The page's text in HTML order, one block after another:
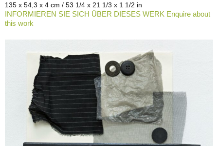
135 x 54,3 x 4 cm / 53 1/4 x 21 1/3 x 1 1/2 in
INFORMIEREN SIE SICH ÜBER DIESES WERK Enquire about
this work